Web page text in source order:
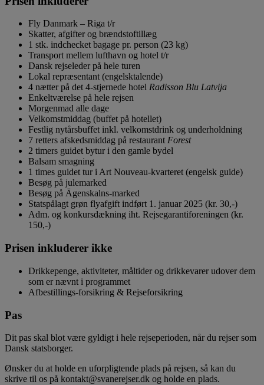
Fly Danmark – Riga t/r
Skatter, afgifter og brændstoftillæg
1 stk. indchecket bagage pr. person (23 kg)
Transport mellem lufthavn og hotel t/r
Dansk rejseleder på hele turen
Lokal repræsentant (engelsktalende)
4 nætter på det 4-stjernede hotel Radisson Blu Latvija
Enkeltværelse på hele rejsen
Morgenmad alle dage
Velkomstmiddag (buffet på hotellet)
Festlig nytårsbuffet inkl. velkomstdrink og underholdning
7 retters afskedsmiddag på restaurantForest
2 timers guidet bytur i den gamle bydel
Balsam smagning
1 times guidet tur i Art Nouveau-kvarteret (engelsk guide)
Besøg på julemarked
Besøg på Āgenskalns-marked
Statspålagt grøn flyafgift indført 1. januar 2025 (kr. 30,-)
Adm. og konkursdækning iht. Rejsegarantiforeningen (kr.
150,-)
Prisen inkluderer ikke
Drikkepenge, aktiviteter, måltider og drikkevarer udover dem
som er nævnt i programmet
Afbestillings-forsikring & Rejseforsikring
Pas
Dit pas skal blot være gyldigt i hele rejseperioden, når du rejser som
Dansk statsborger.
Ønsker du at holde en uforpligtende plads på rejsen, så kan du
skrive til os på kontakt@svanerejser.dk og holde en plads.